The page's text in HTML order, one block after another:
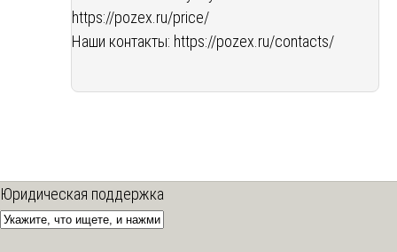
https://pozex.ru/price/
Наши контакты: https://pozex.ru/contacts/
Юридическая поддержка